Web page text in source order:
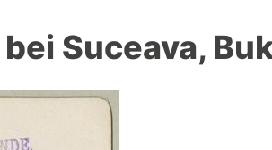
Suceava,